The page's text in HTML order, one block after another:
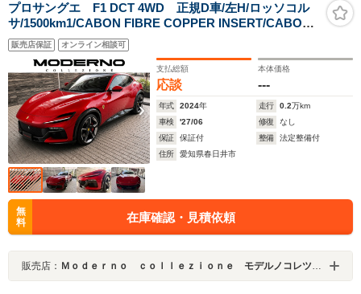
プロサングエ F1 DCT 4WD 正規D車/左H/ロッソコル
サ/1500km1/CABON FIBRE COPPER INSERT/CABON
FIBRE INNER DOOR HANDLE/CABON FIBRE
INSTRUMENT COVER/CABON FIBRE DOOR PANELS
販売店保証 オンライン相談可
支払総額
応談
本体価格
---
年式 2024年 走行 0.2万km
車検
'27/06 修復
なし
保証
保証付 整備
法定整備付
住所
愛知県春日井市
無
料
在庫確認・見積依頼
販売店： Ｍｏｄｅｒｎｏ ｃｏｌｌｅｚｉｏｎｅ モデルノコレツィオーネ